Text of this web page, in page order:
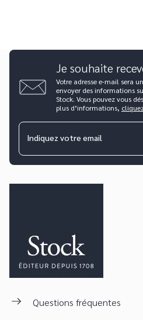
Je souhaite
Votre adresse e-mail sera
envoyer des informations
Stock. Vous pouvez vous
plus d’informations,
Indiquez votre email
Questions fréquentes